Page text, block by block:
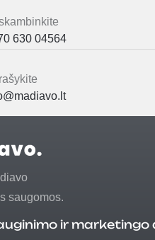
630 04564
saugomos.
ir